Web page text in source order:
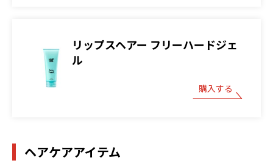
リップスヘアー フリーハードジェ
ル
購入する
ヘアケアアイテム